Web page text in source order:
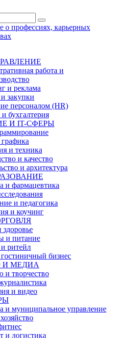
работа и
и реклама
закупки
персоналом (HR)
бухгалтерия
И IT-СФЕРЫ
и техника
и качество
и архитектура
и фармацевтика
и педагогика
и коучинг
здоровье
и питание
ритейл
бизнес
И МЕДИА
и творчество
и видео
и муниципальное управление
и логистика